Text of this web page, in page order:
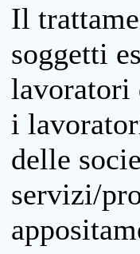
Il
soggetti
lavoratori
i
delle
servizi/